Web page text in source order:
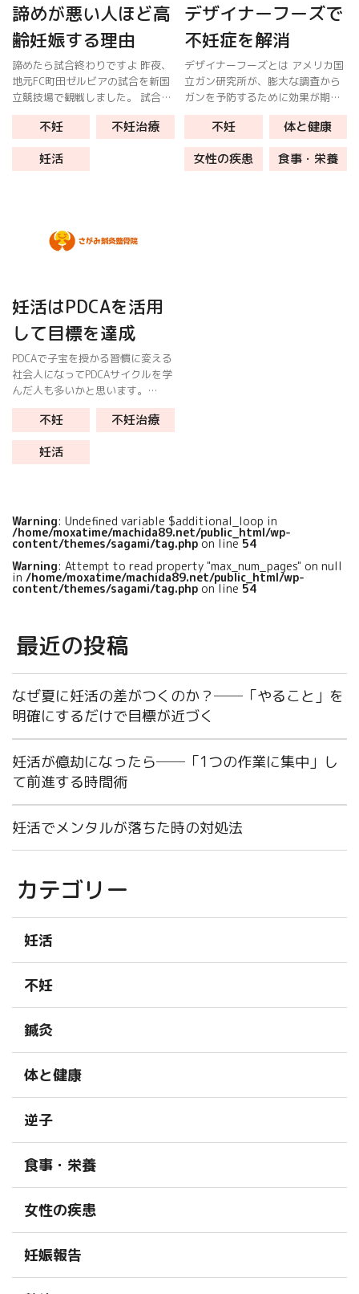
諦めが悪い人ほど高
齢妊娠する理由
諦めたら試合終わりですよ 昨夜、
地元FC町田ゼルビアの試合を新国
立競技場で観戦しました。 試合は
チャンスを多く作りながら点が取
れず、浦和レッズがリードする展
開。 1-3になった時点で席を立ち
帰ってしまう客もいました。 終
不妊
不妊治療
妊活
デザイナーフーズで
不妊症を解消
デザイナーフーズとは アメリカ国
立ガン研究所が、膨大な調査から
ガンを予防するために効果が期待
出来る食材を上から順にピラミッ
ド型に並べた「デザイナーフー
ズ・ピラミッド」を発表しまし
た。 そして「1日5皿分以上の野菜
不妊
体と健康
女性の疾患
食事・栄養
妊活はPDCAを活用
して目標を達成
PDCAで子宝を授かる習慣に変える
社会人になってPDCAサイクルを学
んだ人も多いかと思います。
Plan:計画 Do:実行 Check:評価
Action:改善 仕事だけでなく妊活
にも活用できます。 不妊症の特徴
は時間 […]
不妊
不妊治療
妊活
Warning: Undefined variable $additional_loop in
/home/moxatime/machida89.net/public_html/wp-
content/themes/sagami/tag.php on line 54
Warning: Attempt to read property "max_num_pages" on null
in /home/moxatime/machida89.net/public_html/wp-
content/themes/sagami/tag.php on line 54
最近の投稿
なぜ夏に妊活の差がつくのか？──「やること」を
明確にするだけで目標が近づく
妊活が億劫になったら──「1つの作業に集中」し
て前進する時間術
妊活でメンタルが落ちた時の対処法
カテゴリー
妊活
不妊
鍼灸
体と健康
逆子
食事・栄養
女性の疾患
妊娠報告